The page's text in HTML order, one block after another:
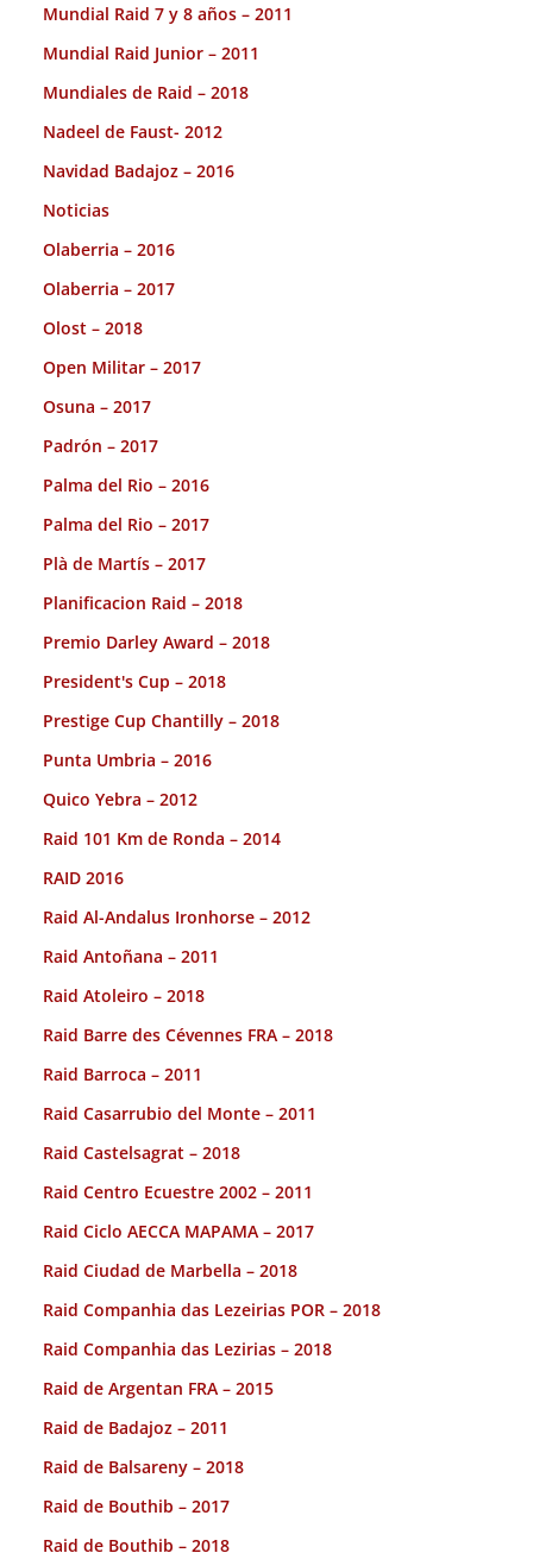
Mundial Raid 7 y 8 años – 2011
Mundial Raid Junior – 2011
Mundiales de Raid – 2018
Nadeel de Faust- 2012
Navidad Badajoz – 2016
Noticias
Olaberria – 2016
Olaberria – 2017
Olost – 2018
Open Militar – 2017
Osuna – 2017
Padrón – 2017
Palma del Rio – 2016
Palma del Rio – 2017
Plà de Martís – 2017
Planificacion Raid – 2018
Premio Darley Award – 2018
President's Cup – 2018
Prestige Cup Chantilly – 2018
Punta Umbria – 2016
Quico Yebra – 2012
Raid 101 Km de Ronda – 2014
RAID 2016
Raid Al-Andalus Ironhorse – 2012
Raid Antoñana – 2011
Raid Atoleiro – 2018
Raid Barre des Cévennes FRA – 2018
Raid Barroca – 2011
Raid Casarrubio del Monte – 2011
Raid Castelsagrat – 2018
Raid Centro Ecuestre 2002 – 2011
Raid Ciclo AECCA MAPAMA – 2017
Raid Ciudad de Marbella – 2018
Raid Companhia das Lezeirias POR – 2018
Raid Companhia das Lezirias – 2018
Raid de Argentan FRA – 2015
Raid de Badajoz – 2011
Raid de Balsareny – 2018
Raid de Bouthib – 2017
Raid de Bouthib – 2018